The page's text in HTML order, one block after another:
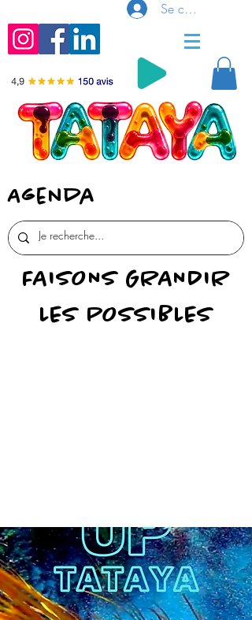
Se connecter
Agenda
FAISONS GRANDIR
LES POSSIBLES